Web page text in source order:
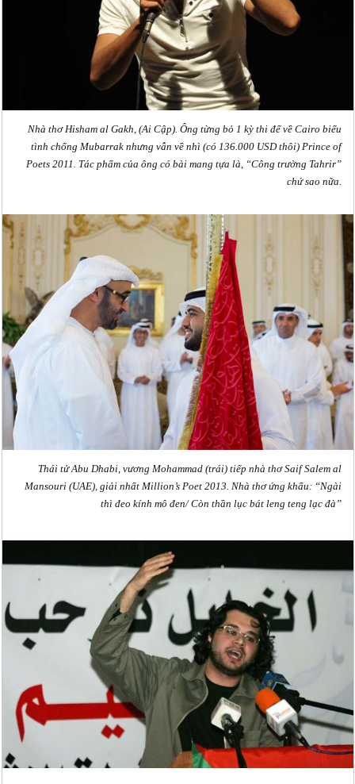
Nhà thơ Hisham al Gakh, (Ai Cập). Ông từng bỏ 1 kỳ thi để về Cairo biểu
tình chống Mubarrak nhưng vẫn về nhì (có 136.000 USD thôi) Prince of
Poets 2011. Tác phẩm của ông có bài mang tựa là, “Công trường Tahrir”
chứ sao nữa.
Thái tử Abu Dhabi, vương Mohammad (trái) tiếp nhà thơ Saif Salem al
Mansouri (UAE), giải nhất Million’s Poet 2013. Nhà thơ ứng khẩu: “Ngài
thì đeo kính mô đen/ Còn thần lục bát leng teng lạc đà”